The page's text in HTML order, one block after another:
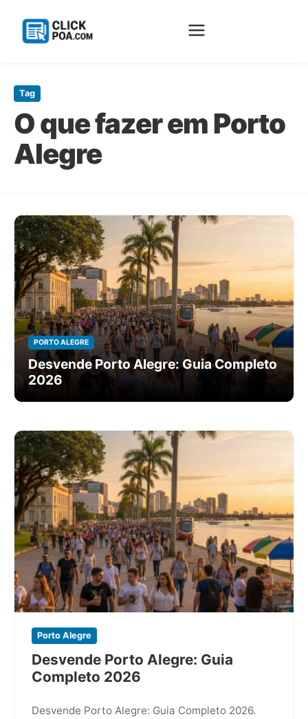
para
conteúdo
Tag
O que fazer em Porto
Alegre
PORTO ALEGRE
Desvende Porto Alegre: Guia Completo
2026
Porto Alegre
Desvende Porto Alegre: Guia
Completo 2026
Desvende Porto Alegre: Guia Completo 2026.